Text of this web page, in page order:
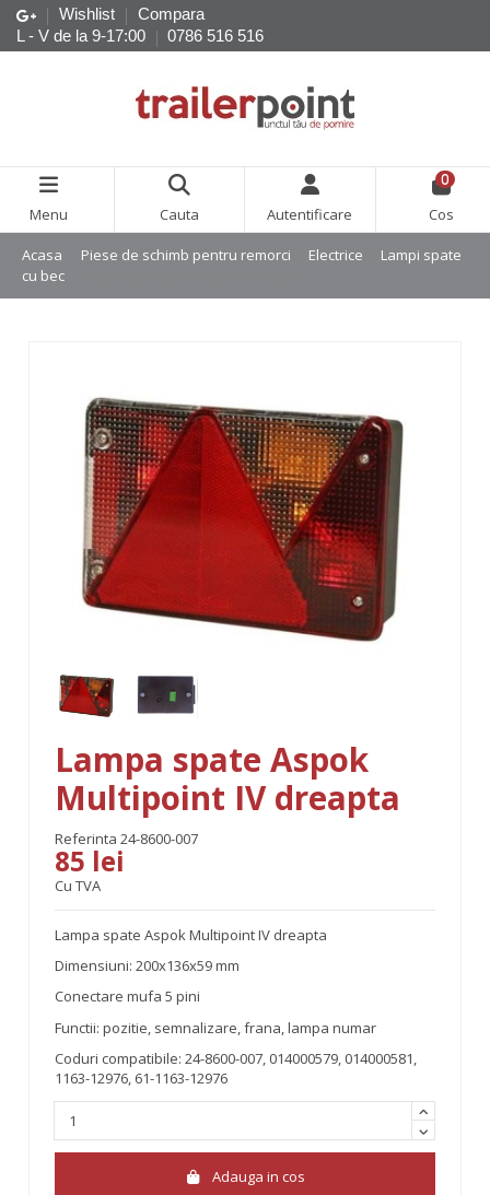
Wishlist
Compara
L - V de la 9-17:00
0786 516 516
Menu Cauta Autentificare
0
Cos
Acasa Piese de schimb pentru remorci Electrice
Lampi spate
cu bec
Lampa spate Aspok
Multipoint IV dreapta
Referinta 24-8600-007
85 lei
Cu TVA
Lampa spate Aspok Multipoint IV dreapta
Dimensiuni: 200x136x59 mm
Conectare mufa 5 pini
Functii: pozitie, semnalizare, frana, lampa numar
Coduri compatibile: 24-8600-007, 014000579, 014000581,
1163-12976, 61-1163-12976
Adauga in cos